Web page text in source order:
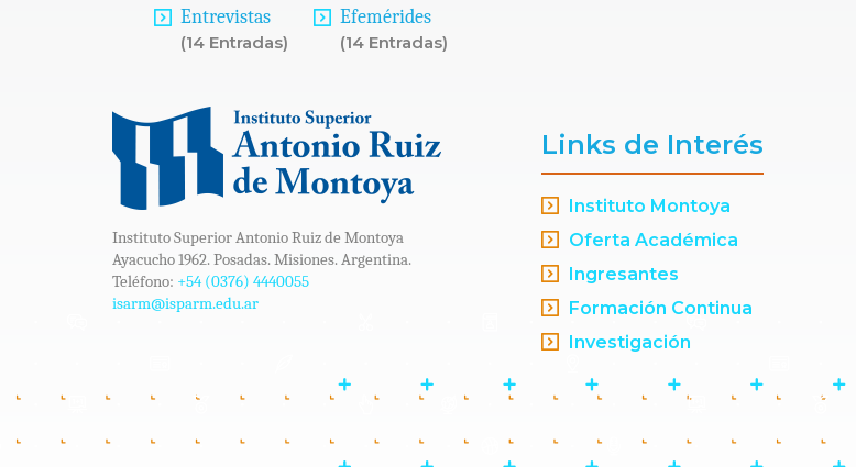
Entrevistas
(14 Entradas)
Efemérides
(14 Entradas)
Links de Interés
Instituto Montoya
Oferta Académica
Ingresantes
Formación Continua
Investigación
Instituto Superior Antonio Ruiz de Montoya
Ayacucho 1962. Posadas. Misiones. Argentina.
Teléfono: +54 (0376) 4440055
isarm@isparm.edu.ar